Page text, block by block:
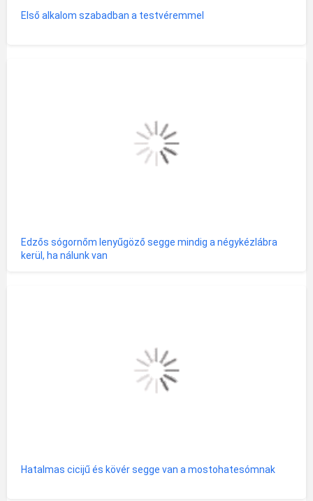
Első alkalom szabadban a testvéremmel
Edzős sógornőm lenyűgöző segge mindig a négykézlábra
kerül, ha nálunk van
Hatalmas cicijű és kövér segge van a mostohatesómnak